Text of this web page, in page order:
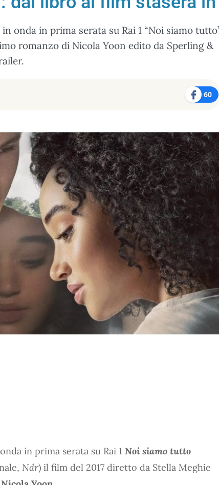
onda in prima serata su Rai 1 “Noi siamo
romanzo di Nicola Yoon edito da Sperling &
60
in prima serata su Rai 1 Noi siamo tutto
Ndr) il film del 2017 diretto da Stella Meghie